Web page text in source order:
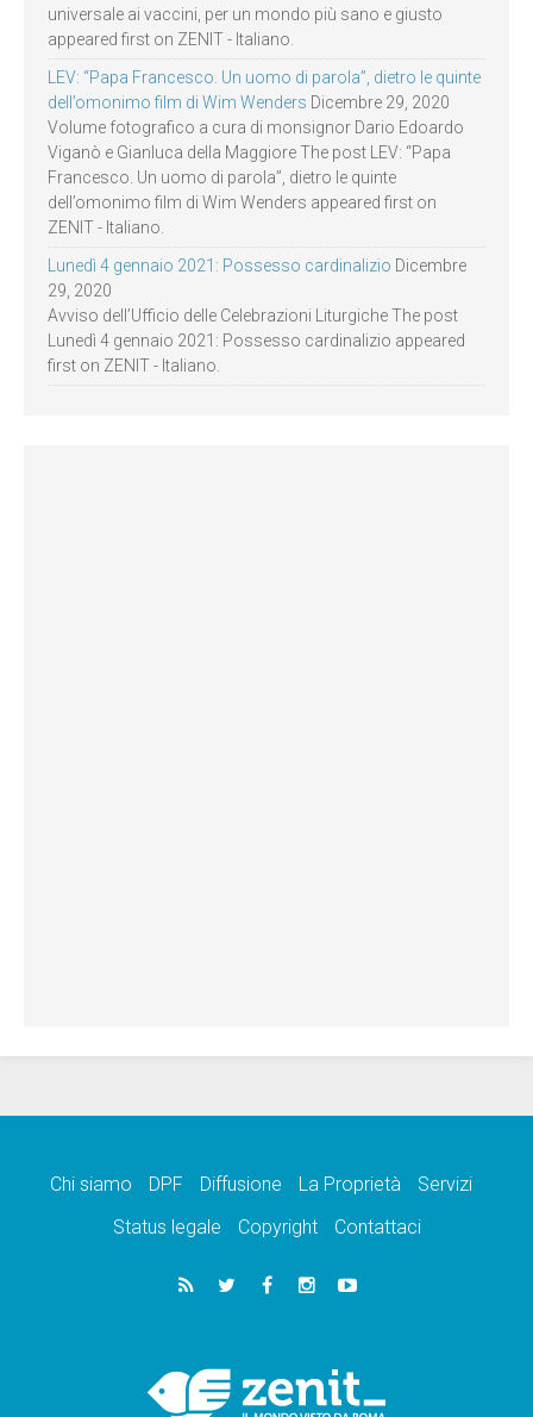
universale ai vaccini, per un mondo più sano e giusto
appeared first on ZENIT - Italiano.
LEV: “Papa Francesco. Un uomo di parola”, dietro le quinte
dell’omonimo film di Wim Wenders Dicembre 29, 2020
Volume fotografico a cura di monsignor Dario Edoardo
Viganò e Gianluca della Maggiore The post LEV: “Papa
Francesco. Un uomo di parola”, dietro le quinte
dell’omonimo film di Wim Wenders appeared first on
ZENIT - Italiano.
Lunedì 4 gennaio 2021: Possesso cardinalizio Dicembre
29, 2020
Avviso dell’Ufficio delle Celebrazioni Liturgiche The post
Lunedì 4 gennaio 2021: Possesso cardinalizio appeared
first on ZENIT - Italiano.
Chi siamo DPF Diffusione La Proprietà
Servizi
Status legale
Copyright Contattaci